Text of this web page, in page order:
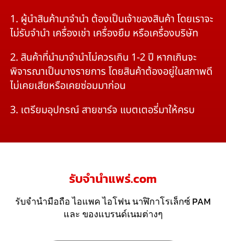
1. ผู้นำสินค้ามาจำนำ ต้องเป็นเจ้าของสินค้า โดยเราจะ
ไม่รับจำนำ เครื่องเช่า เครื่องยืม หรือเครื่องบริษัท
2. สินค้าที่นำมาจำนำไม่ควรเกิน 1-2 ปี หากเกินจะ
พิจารณาเป็นบางรายการ โดยสินค้าต้องอยู่ในสภาพดี
ไม่เคยเสียหรือเคยซ่อมมาก่อน
3. เตรียมอุปกรณ์ สายชาร์จ แบตเตอรี่มาให้ครบ
รับจํานําแพร่.com
รับจำนำมือถือ ไอแพค ไอโฟน นาฬิกาโรเล็กซ์ PAM
และ ของแบรนด์เนมต่างๆ